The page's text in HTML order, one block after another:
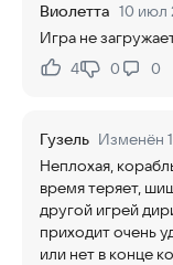
Виолетта 10 июл
Игра не
Нравится:
4Не нравится:
0 0
Гузель Изменён
Неплохая,
время теряет,
другой игрей
приходит очень
или нет в конце